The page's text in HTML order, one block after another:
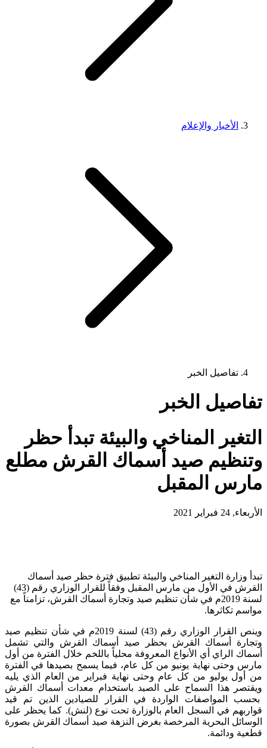
الأخبار والإعلام
تفاصيل الخبر
تفاصيل الخبر
التغير المناخي والبيئة تبدأ حظر
وتنظيم صيد أسماك القرش مطلع
مارس المقبل
الأربعاء, 24 فبراير 2021
تبدأ وزارة التغير المناخي والبيئة تطبيق فترة حظر صيد أسماك
القرش في الأول من مارس المقبل وفقاً للقرار الوزاري رقم (43)
لسنة 2019م في شأن تنظيم صيد وتجارة أسماك القرش، تزامناً مع
مواسم تكاثرها.
وينص القرار الوزاري رقم (43) لسنة 2019م في شأن تنظيم صيد
وتجارة أسماك القرش بحظر صيد أسماك القرش والتي تشمل
أسماك الراي أي الأنواع المعروفة محلياً باللخم خلال الفترة من أول
مارس وحتى نهاية يونيو من كل عام، فيما يسمح بصيدها في الفترة
من أول يوليو من كل عام وحتى نهاية فبراير من العام الذي يليه
ويقتصر هذا السماح على الصيد باستخدام معدات أسماك القرش
بحسب المواصفات الواردة في القرار للصيادين الذين تم قيد
قواربهم في السجل العام بالوزارة تحت نوع (لنش). كما يحظر على
الوسائل البحرية المرخصة بغرض النزهة صيد أسماك القرش بصورة
قطعية ودائمة.